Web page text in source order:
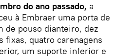
do ano passado, a
à Embraer uma porta de
de pouso dianteiro, dez
fixas, quatro carenagens
um suporte inferior e